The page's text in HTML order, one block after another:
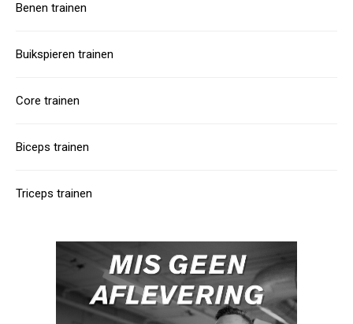
Benen trainen
Buikspieren trainen
Core trainen
Biceps trainen
Triceps trainen